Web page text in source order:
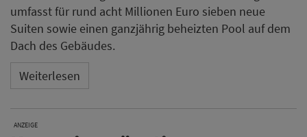
umfasst für rund acht Millionen Euro sieben neue
Suiten sowie einen ganzjährig beheizten Pool auf dem
Dach des Gebäudes.
Weiterlesen
ANZEIGE